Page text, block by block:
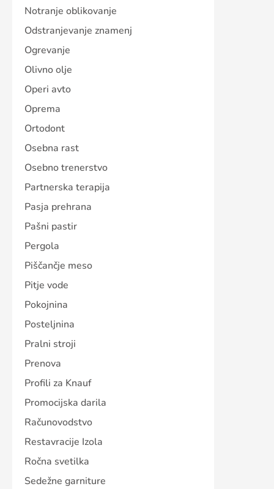
Notranje oblikovanje
Odstranjevanje znamenj
Ogrevanje
Olivno olje
Operi avto
Oprema
Ortodont
Osebna rast
Osebno trenerstvo
Partnerska terapija
Pasja prehrana
Pašni pastir
Pergola
Piščančje meso
Pitje vode
Pokojnina
Posteljnina
Pralni stroji
Prenova
Profili za Knauf
Promocijska darila
Računovodstvo
Restavracije Izola
Ročna svetilka
Sedežne garniture